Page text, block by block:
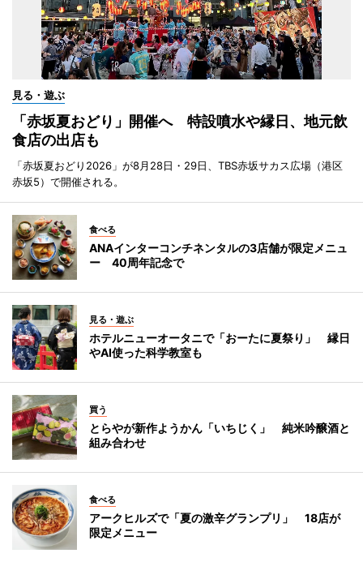
見る・遊ぶ
「赤坂夏おどり」開催へ 特設噴水や縁日、地元飲
食店の出店も
「赤坂夏おどり2026」が8月28日・29日、TBS赤坂サカス広場（港区
赤坂5）で開催される。
食べる
ANAインターコンチネンタルの3店舗が限定メニュ
ー 40周年記念で
見る・遊ぶ
ホテルニューオータニで「おーたに夏祭り」 縁日
やAI使った科学教室も
買う
とらやが新作ようかん「いちじく」 純米吟醸酒と
組み合わせ
食べる
アークヒルズで「夏の激辛グランプリ」 18店が
限定メニュー